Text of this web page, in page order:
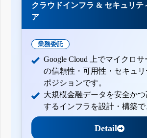
クラウドインフラ & セキュリテ
ア
業務委託
Google Cloud 上でマイクロ
の信頼性・可用性・セキュリ
ポジションです。
大規模金融データを安全か
するインフラを設計・構築で
Detail